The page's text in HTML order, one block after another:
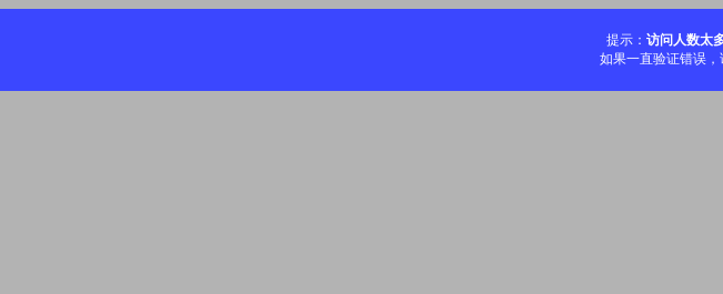
提示： 访问人数太
如果一直验证错误，